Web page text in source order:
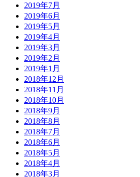
2019年7月
2019年6月
2019年5月
2019年4月
2019年3月
2019年2月
2019年1月
2018年12月
2018年11月
2018年10月
2018年9月
2018年8月
2018年7月
2018年6月
2018年5月
2018年4月
2018年3月